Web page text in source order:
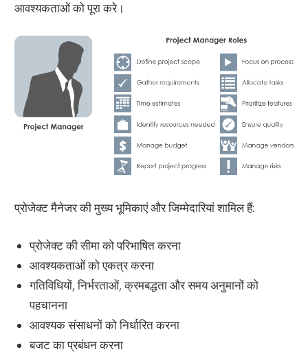
आवश्यकताओं को पूरा करे।
प्रोजेक्ट मैनेजर की मुख्य भूमिकाएं और जिम्मेदारियां शामिल हैं:
प्रोजेक्ट की सीमा को परिभाषित करना
आवश्यकताओं को एकत्र करना
गतिविधियों, निर्भरताओं, क्रमबद्धता और समय अनुमानों को
पहचानना
आवश्यक संसाधनों को निर्धारित करना
बजट का प्रबंधन करना